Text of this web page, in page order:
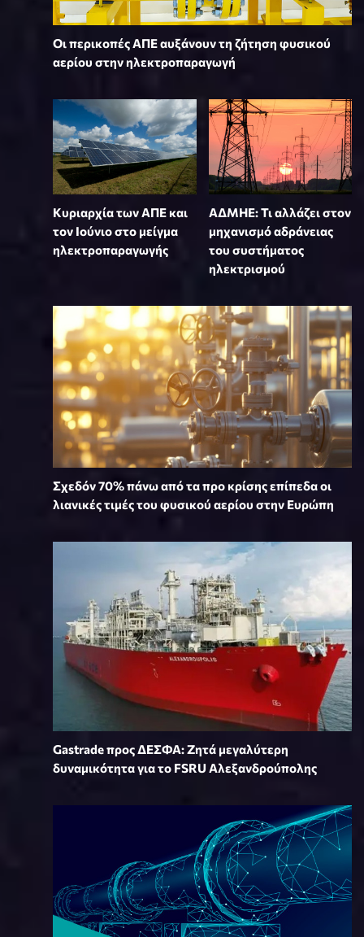
Οι περικοπές ΑΠΕ αυξάνουν τη ζήτηση φυσικού
αερίου στην ηλεκτροπαραγωγή
Κυριαρχία των ΑΠΕ και
τον Ιούνιο στο μείγμα
ηλεκτροπαραγωγής
ΑΔΜΗΕ: Τι αλλάζει στον
μηχανισμό αδράνειας
του συστήματος
ηλεκτρισμού
Σχεδόν 70% πάνω από τα προ κρίσης επίπεδα οι
λιανικές τιμές του φυσικού αερίου στην Ευρώπη
Gastrade προς ΔΕΣΦΑ: Ζητά μεγαλύτερη
δυναμικότητα για το FSRU Αλεξανδρούπολης